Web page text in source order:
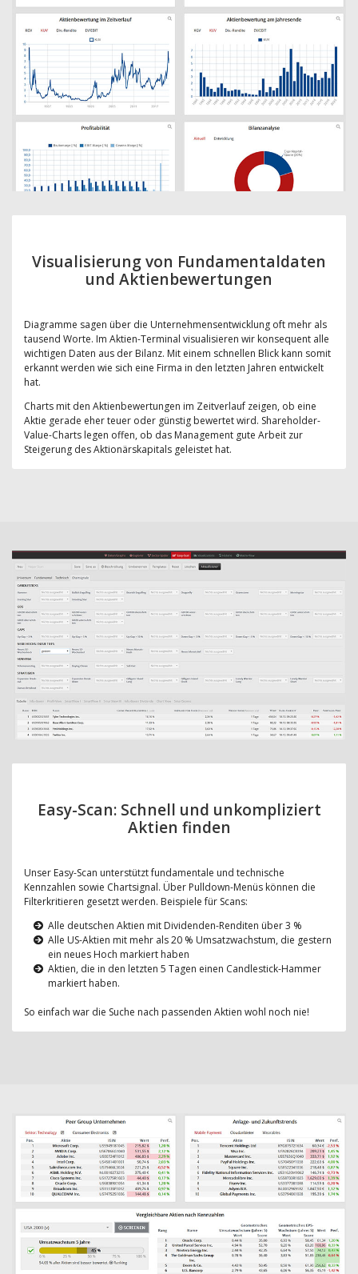
Visualisierung von Fundamentaldaten
und Aktienbewertungen
Diagramme sagen über die Unternehmensentwicklung oft mehr als
tausend Worte. Im Aktien-Terminal visualisieren wir konsequent alle
wichtigen Daten aus der Bilanz. Mit einem schnellen Blick kann somit
erkannt werden wie sich eine Firma in den letzten Jahren entwickelt
hat.
Charts mit den Aktienbewertungen im Zeitverlauf zeigen, ob eine
Aktie gerade eher teuer oder günstig bewertet wird. Shareholder-
Value-Charts legen offen, ob das Management gute Arbeit zur
Steigerung des Aktionärskapitals geleistet hat.
Easy-Scan: Schnell und unkompliziert
Aktien finden
Unser Easy-Scan unterstützt fundamentale und technische
Kennzahlen sowie Chartsignal. Über Pulldown-Menüs können die
Filterkritieren gesetzt werden. Beispiele für Scans:
Alle deutschen Aktien mit Dividenden-Renditen über 3 %
Alle US-Aktien mit mehr als 20 % Umsatzwachstum, die gestern
ein neues Hoch markiert haben
Aktien, die in den letzten 5 Tagen einen Candlestick-Hammer
markiert haben.
So einfach war die Suche nach passenden Aktien wohl noch nie!